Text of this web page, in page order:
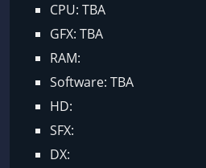
CPU: TBA
GFX: TBA
RAM:
Software: TBA
HD:
SFX:
DX: